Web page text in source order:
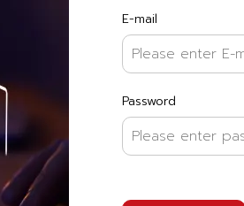
E-mail
Password